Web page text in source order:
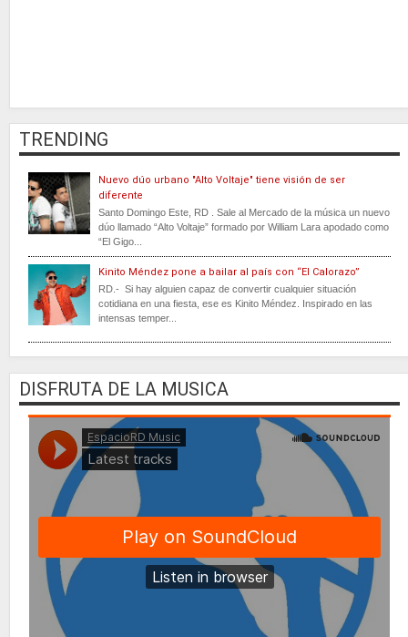
TRENDING
Nuevo dúo urbano "Alto Voltaje" tiene visión de ser
diferente
Santo Domingo Este, RD . Sale al Mercado de la música un nuevo
dúo llamado “Alto Voltaje” formado por William Lara apodado como
“El Gigo...
Kinito Méndez pone a bailar al país con “El Calorazo”
RD.- Si hay alguien capaz de convertir cualquier situación
cotidiana en una fiesta, ese es Kinito Méndez. Inspirado en las
intensas temper...
DISFRUTA DE LA MUSICA